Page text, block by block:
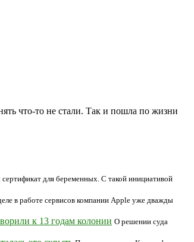
что-то не стали. Так и пошла по жизни
для беременных. С такой инициативой
в работе сервисов компании Apple уже дважды
к 13 годам колонии О решении суда